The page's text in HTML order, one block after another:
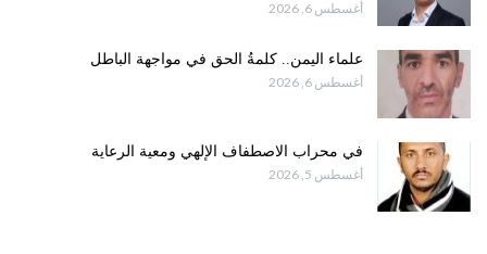
أغسطس 6, 2026
علماء اليمن.. كلمةُ الحق في مواجهة الباطل
أغسطس 6, 2026
في محراب الاصطفاف الإلهي ومعية الرعاية
أغسطس 5, 2026